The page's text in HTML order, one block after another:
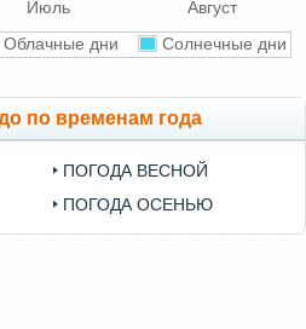
Июль
Август
Облачные дни Солнечные дни
по временам года
ПОГОДА ВЕСНОЙ
ПОГОДА ОСЕНЬЮ